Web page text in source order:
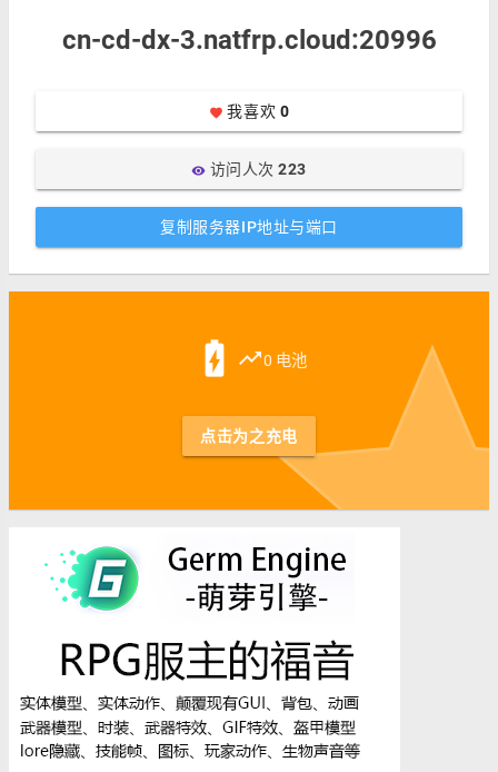
cn-cd-dx-3.natfrp.cloud:20996
favorite 我喜欢 0
visibility访问人次223
复制服务器IP地址与端口
battery_charging_full trending_up0 电池
点击为之充电